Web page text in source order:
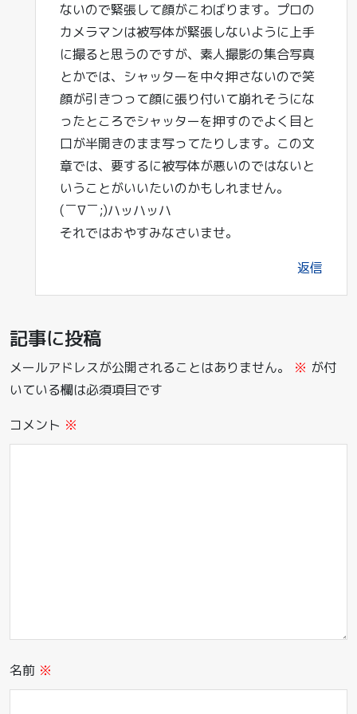
ないので緊張して顔がこわばります。プロの
カメラマンは被写体が緊張しないように上手
に撮ると思うのですが、素人撮影の集合写真
とかでは、シャッターを中々押さないので笑
顔が引きつって顔に張り付いて崩れそうにな
ったところでシャッターを押すのでよく目と
口が半開きのまま写ってたりします。この文
章では、要するに被写体が悪いのではないと
いうことがいいたいのかもしれません。
(￣∇￣;)ハッハッハ
それではおやすみなさいませ。
返信
記事に投稿
メールアドレスが公開されることはありません。 ※ が付
いている欄は必須項目です
コメント ※
名前 ※